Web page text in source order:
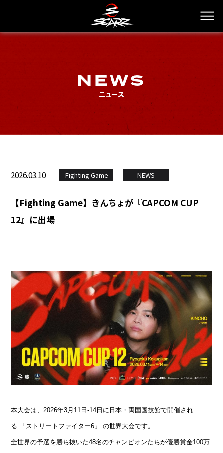
NEWS
ニュース
2026.03.10 Fighting Game NEWS
【Fighting Game】きんちょが『CAPCOM CUP
12』に出場
本大会は、2026年3月11日-14日に日本・両国国技館で開催され
る 「ストリートファイター6」 の世界大会です。
全世界の予選を勝ち抜いた48名のチャンピオンたちが優勝賞金100万